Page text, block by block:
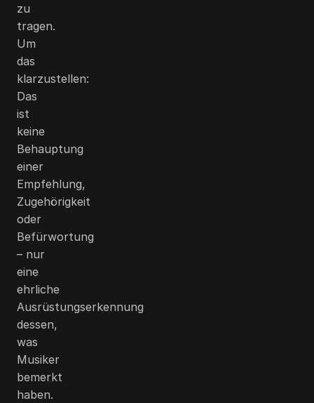
zu
tragen.
Um
das
klarzustellen:
Das
ist
keine
Behauptung
einer
Empfehlung,
Zugehörigkeit
oder
Befürwortung
– nur
eine
ehrliche
Ausrüstungserkennung
dessen,
was
Musiker
bemerkt
haben.